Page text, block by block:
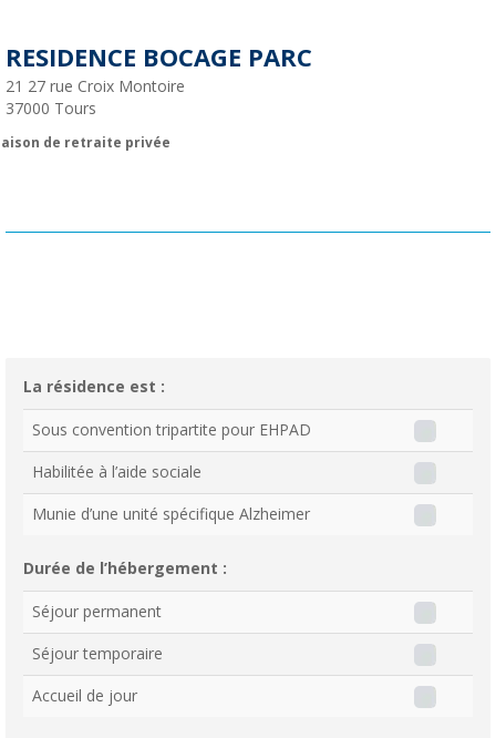
RESIDENCE BOCAGE PARC
21 27 rue Croix Montoire
37000 Tours
de retraite privée
La résidence est :
Sous convention tripartite pour EHPAD
Habilitée à l’aide sociale
Munie d’une unité spécifique Alzheimer
Durée de l’hébergement :
Séjour permanent
Séjour temporaire
Accueil de jour